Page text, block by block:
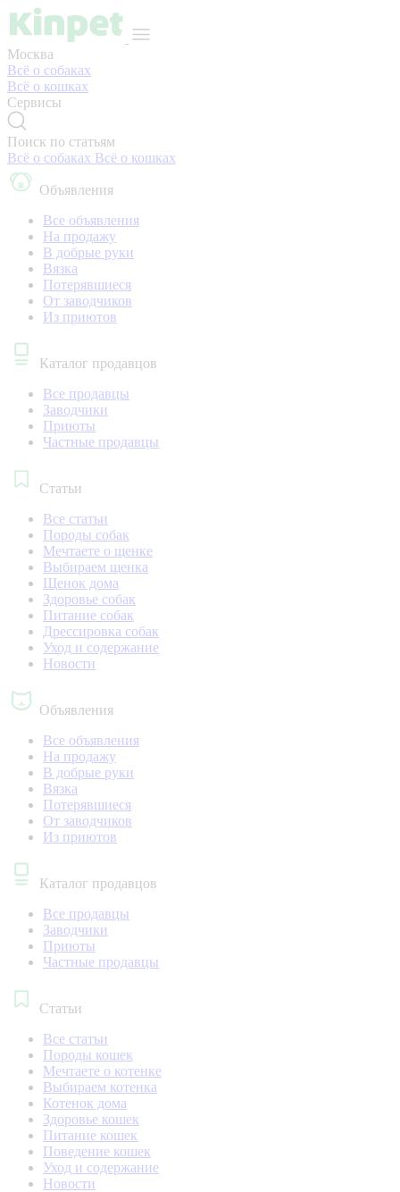
Москва
Всё о собаках
Всё о кошках
Сервисы
Поиск по статьям
Всё о собаках Всё о кошках
Объявления
Все объявления
На продажу
В добрые руки
Вязка
Потерявшиеся
От заводчиков
Из приютов
Каталог продавцов
Все продавцы
Заводчики
Приюты
Частные продавцы
Статьи
Все статьи
Породы собак
Мечтаете о щенке
Выбираем щенка
Щенок дома
Здоровье собак
Питание собак
Дрессировка собак
Уход и содержание
Новости
Объявления
Все объявления
На продажу
В добрые руки
Вязка
Потерявшиеся
От заводчиков
Из приютов
Каталог продавцов
Все продавцы
Заводчики
Приюты
Частные продавцы
Статьи
Все статьи
Породы кошек
Мечтаете о котенке
Выбираем котенка
Котенок дома
Здоровье кошек
Питание кошек
Поведение кошек
Уход и содержание
Новости